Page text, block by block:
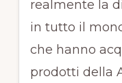
realmente la
in tutto il
che hanno
prodotti della